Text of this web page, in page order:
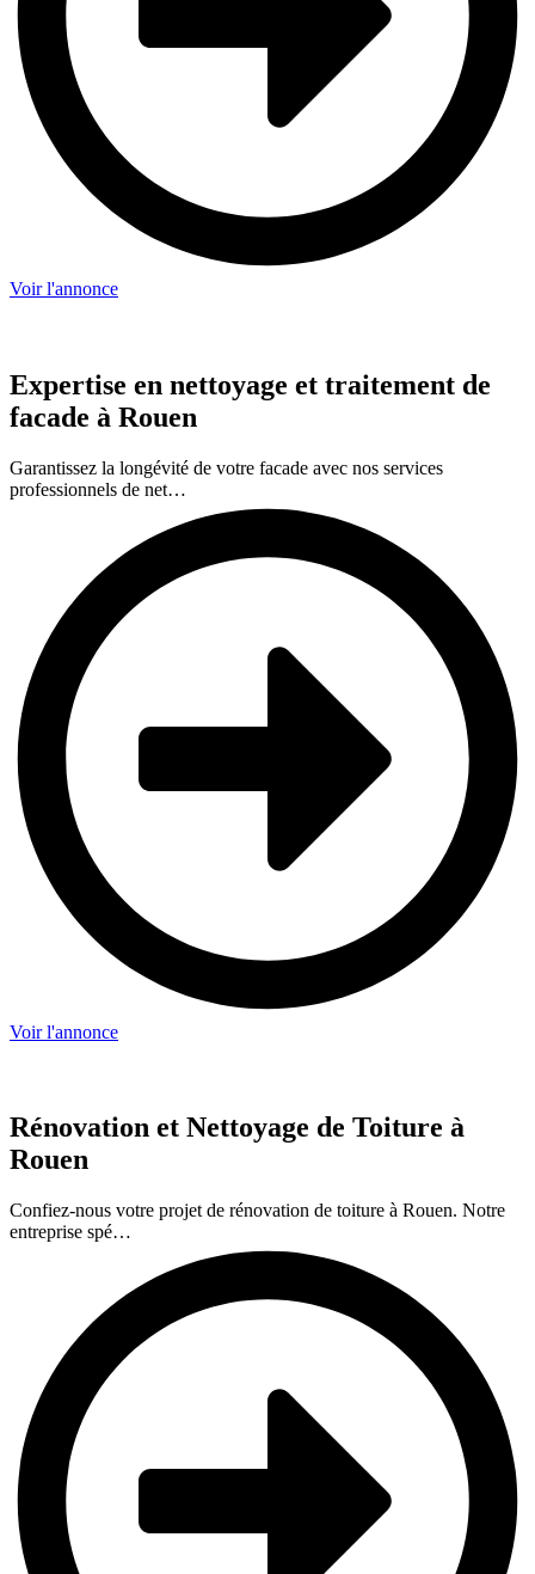
Voir l'annonce
Expertise en nettoyage et traitement de
facade à Rouen
Garantissez la longévité de votre facade avec nos services
professionnels de net…
Voir l'annonce
Rénovation et Nettoyage de Toiture à
Rouen
Confiez-nous votre projet de rénovation de toiture à Rouen. Notre
entreprise spé…